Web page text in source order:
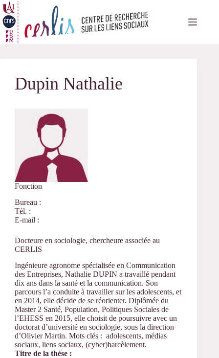
Passer
au
contenu
Dupin Nathalie
Fonction
Bureau :
Tél. :
E-mail :
Docteure en sociologie, chercheure associée au
CERLIS
Ingénieure agronome spécialisée en Communication
des Entreprises, Nathalie DUPIN a travaillé pendant
dix ans dans la santé et la communication. Son
parcours l’a conduite à travailler sur les adolescents, et
en 2014, elle décide de se réorienter. Diplômée du
Master 2 Santé, Population, Politiques Sociales de
l’EHESS en 2015, elle choisit de poursuivre avec un
doctorat d’université en sociologie, sous la direction
d’Olivier Martin. Mots clés : adolescents, médias
sociaux, liens sociaux, (cyber)harcèlement.
Titre de la thèse :